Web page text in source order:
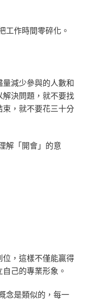
工作時間零碎化。
減少參與的人數和
決問題，就不要找
，就不要花三十分
解「開會」的意
，這樣不僅能贏得
己的專業形象。
念是類似的，每一